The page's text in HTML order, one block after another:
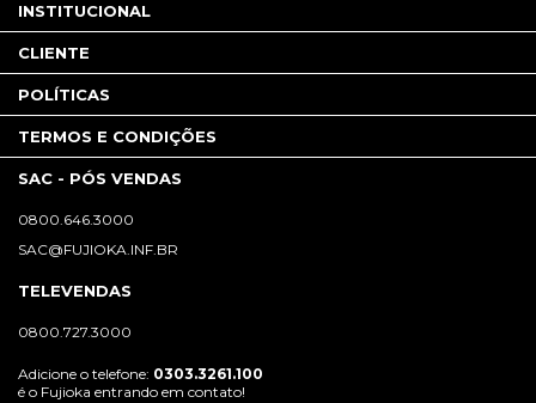
INSTITUCIONAL
CLIENTE
POLÍTICAS
TERMOS E CONDIÇÕES
SAC - PÓS VENDAS
0800.646.3000
SAC@FUJIOKA.INF.BR
TELEVENDAS
0800.727.3000
Adicione o telefone: 0303.3261.100
é o Fujioka entrando em contato!